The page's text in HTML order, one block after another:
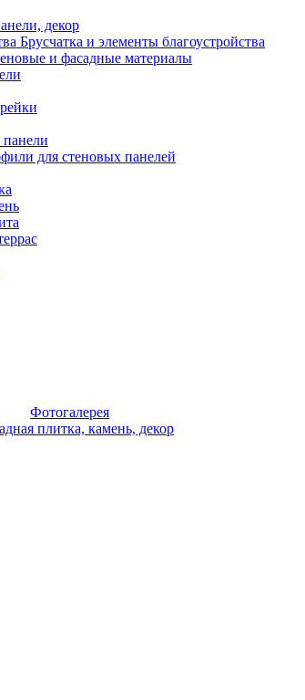
декор
Брусчатка и элементы благоустройства
и фасадные материалы
панели
для стеновых панелей
Фотогалерея
плитка, камень, декор